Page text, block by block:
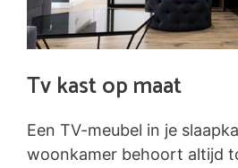
Tv kast op maat
Een TV-meubel in je
woonkamer behoort altijd